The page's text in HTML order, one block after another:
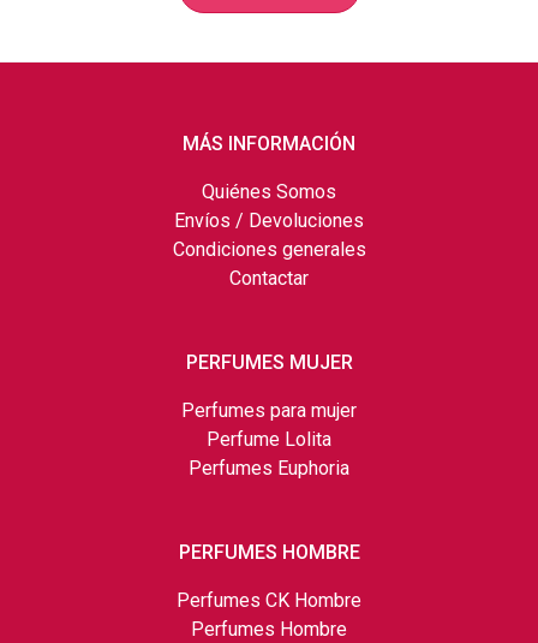
MÁS INFORMACIÓN
Quiénes Somos
Envíos / Devoluciones
Condiciones generales
Contactar
PERFUMES MUJER
Perfumes para mujer
Perfume Lolita
Perfumes Euphoria
PERFUMES HOMBRE
Perfumes CK Hombre
Perfumes Hombre